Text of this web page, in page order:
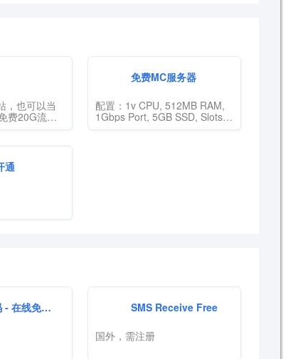
，也可以当
费20G流
态主机，为
站式解决方
免费MC服务器
配置：1v CPU, 512MB RAM,
1Gbps Port, 5GB SSD, Slots
12 Players
通
免费短信平台 SMS Receive Free
国外，需注册